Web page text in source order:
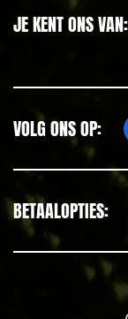
JE KENT ONS VAN:
VOLG ONS OP:
BETAALOPTIES: